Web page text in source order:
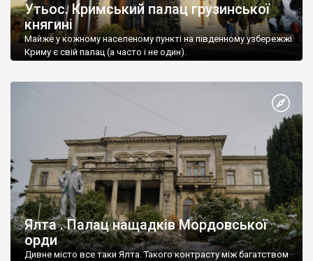
Утьос. Кримський палац грузинської
княгині
Майже у кожному населеному пункті на південному узбережжі
Криму є свій палац (а часто і не один).
Ялта . Палац нащадків Мордовської
орди
Дивне місто все таки Ялта. Такого контрасту між багатством